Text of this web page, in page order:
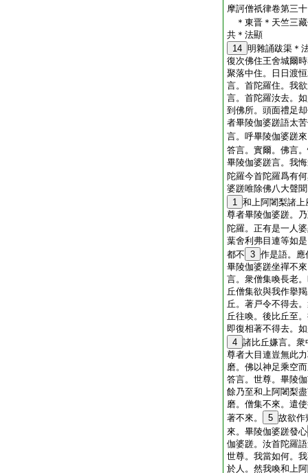
摩訶僧祇律卷第三十
＊東晋＊天竺三
共＊法
14 明雜誦跋渠＊
復次佛住王舍城爾
聚落中住。日日渡
言。首陀羅住。我
言。首陀羅汝去。
到佛所。頭面禮足
者畢陵伽婆蹉語太
言。呼畢陵伽婆蹉
答言。實爾。佛言
畢陵伽婆蹉言。我
陀羅今首陀羅爲有
婆蹉唯除佛八大聲
1 和上阿闍梨諸
尊者畢陵伽婆蹉。
陀羅。正有是一人
葉舍利弗目連等如
都不 3 作是語。應
畢陵伽婆蹉坐禪不
言。衆僧集喚長老
丘僧集欲與我作擧
丘。著戸令不得去
丘往喚。後比丘至
即復相著不得去。
4 諸比丘嫌言。
尊者大目連豈無此
磨。佛以神足乘空
答言。世尊。畢陵
餘乃至和上阿闍梨
磨。僧集不來。遣
著不來。
5 故欲作
來。畢陵伽婆蹉發心
伽婆蹉。汝首陀羅
世尊。我當如何。
於人。然我喚和上